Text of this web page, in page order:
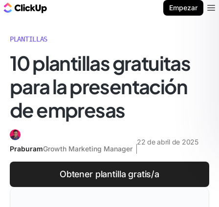
Empezar
PLANTILLAS
10 plantillas gratuitas
para la presentación
de empresas
PraburamGrowth Marketing Manager
22 de abril de 2025
Obtener plantilla gratis/a